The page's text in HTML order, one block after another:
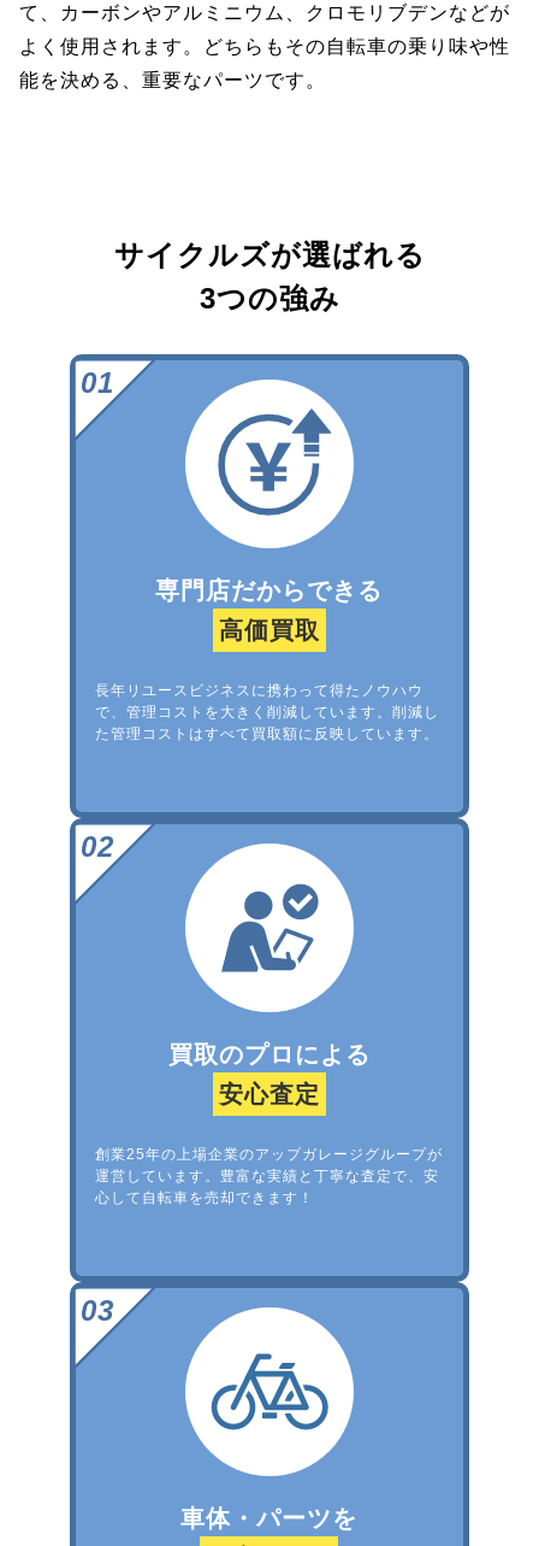
て、カーボンやアルミニウム、クロモリブデンなどが
よく使用されます。どちらもその自転車の乗り味や性
能を決める、重要なパーツです。
サイクルズが選ばれる
3つの強み
専門店だからできる
高価買取
長年リユースビジネスに携わって得たノウハウ
で、管理コストを大きく削減しています。削減し
た管理コストはすべて買取額に反映しています。
買取のプロによる
安心査定
創業25年の上場企業のアップガレージグループが
運営しています。豊富な実績と丁寧な査定で、安
心して自転車を売却できます！
車体・パーツを